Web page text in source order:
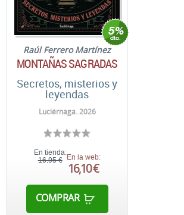
Raúl Ferrero Martínez
MONTAÑAS SAGRADAS
Secretos, misterios y
leyendas
Luciérnaga. 2026
En tienda:
16,95 € En la web:
16,10 €
COMPRAR